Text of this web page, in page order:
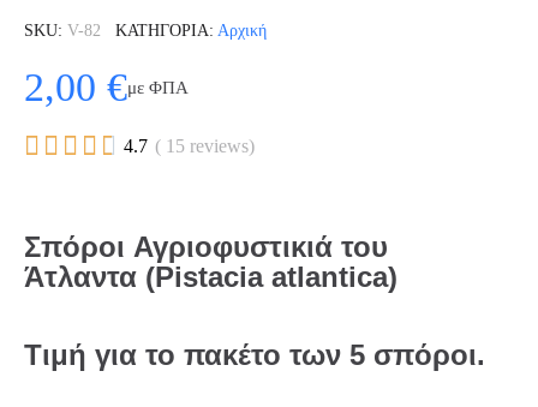
SKU V-82 ΚΑΤΗΓΟΡΊΑ Αρχική
2,00 €με ΦΠΑ
     4.7 ( 15 reviews)
Σπόροι Αγριοφυστικιά του
Άτλαντα (Pistacia atlantica)
Τιμή για το πακέτο των 5 σπόροι.